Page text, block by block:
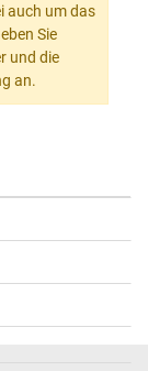
auch um das
Sie
und die
an.